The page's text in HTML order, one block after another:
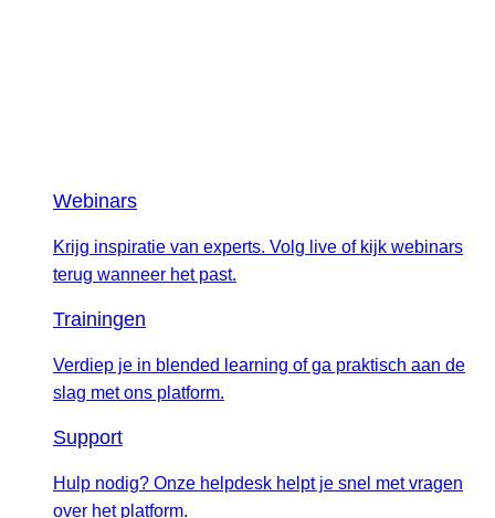
Webinars
Krijg inspiratie van experts. Volg live of kijk webinars
terug wanneer het past.
Trainingen
Verdiep je in blended learning of ga praktisch aan de
slag met ons platform.
Support
Hulp nodig? Onze helpdesk helpt je snel met vragen
over het platform.